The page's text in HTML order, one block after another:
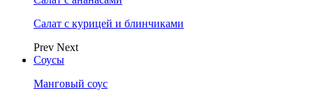
Салат с курицей и блинчиками
Prev Next
Соусы
Манговый соус